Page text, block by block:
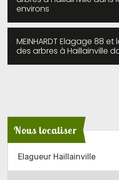
environs
MEINHARDT Elagage 88
des arbres à Haillainville
Nous localiser
Elagueur Haillainville